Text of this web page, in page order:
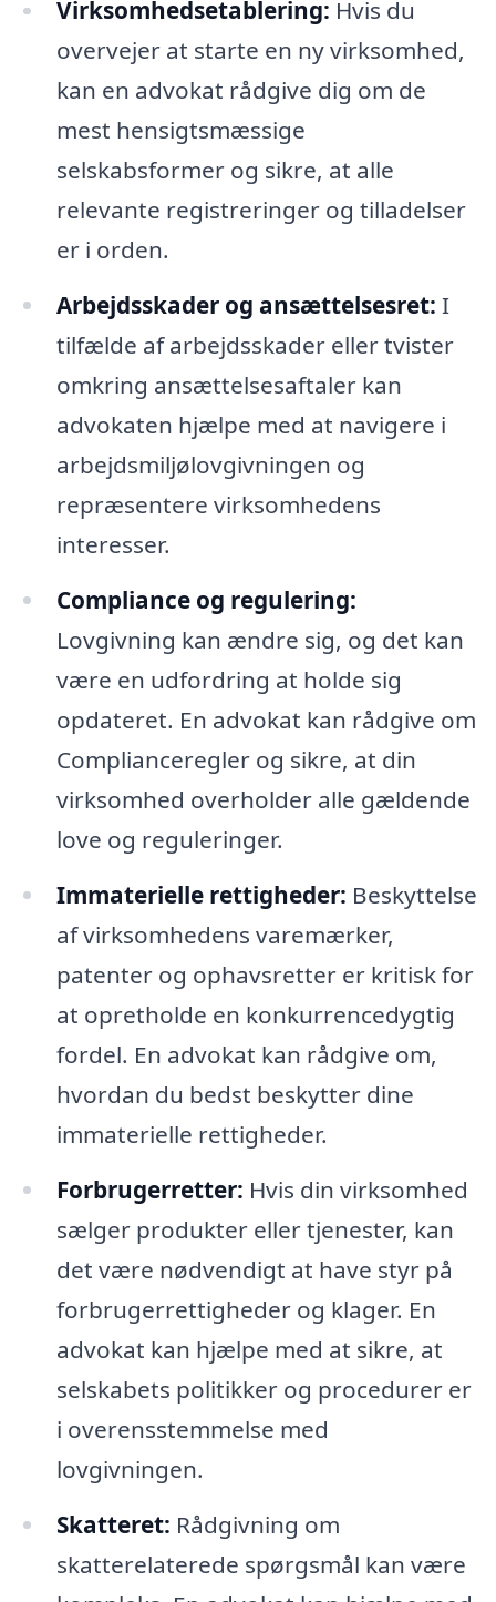
Virksomhedsetablering: Hvis du
overvejer at starte en ny virksomhed,
kan en advokat rådgive dig om de
mest hensigtsmæssige
selskabsformer og sikre, at alle
relevante registreringer og tilladelser
er i orden.
Arbejdsskader og ansættelsesret: I
tilfælde af arbejdsskader eller tvister
omkring ansættelsesaftaler kan
advokaten hjælpe med at navigere i
arbejdsmiljølovgivningen og
repræsentere virksomhedens
interesser.
Compliance og regulering:
Lovgivning kan ændre sig, og det kan
være en udfordring at holde sig
opdateret. En advokat kan rådgive om
Complianceregler og sikre, at din
virksomhed overholder alle gældende
love og reguleringer.
Immaterielle rettigheder: Beskyttelse
af virksomhedens varemærker,
patenter og ophavsretter er kritisk for
at opretholde en konkurrencedygtig
fordel. En advokat kan rådgive om,
hvordan du bedst beskytter dine
immaterielle rettigheder.
Forbrugerretter: Hvis din virksomhed
sælger produkter eller tjenester, kan
det være nødvendigt at have styr på
forbrugerrettigheder og klager. En
advokat kan hjælpe med at sikre, at
selskabets politikker og procedurer er
i overensstemmelse med
lovgivningen.
Skatteret: Rådgivning om
skatterelaterede spørgsmål kan være